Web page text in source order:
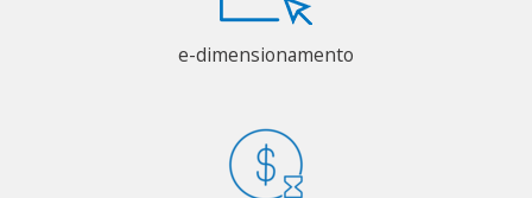
e-dimensionamento